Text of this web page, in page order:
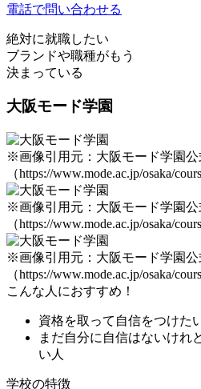
電話で問い合わせる
絶対に就職したい
ブランドや職種がもう
決まっている
大阪モード学園
※画像引用元：大阪モード学園公
（https://www.mode.ac.jp/osaka/
※画像引用元：大阪モード学園公
（https://www.mode.ac.jp/osaka/
※画像引用元：大阪モード学園公
（https://www.mode.ac.jp/osaka/
こんな人におすすめ！
資格を取って自信をつけた
まだ自分に自信はないけれ
い人
学校の特徴